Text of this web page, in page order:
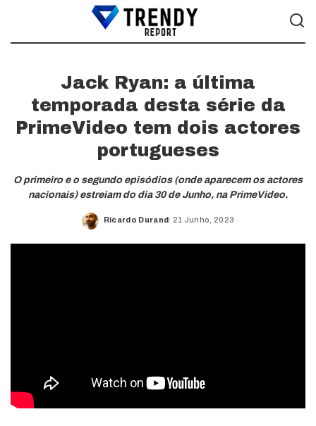
Jack Ryan: a última
temporada desta série da
PrimeVideo tem dois actores
portugueses
O primeiro e o segundo episódios (onde aparecem os actores
nacionais) estreiam do dia 30 de Junho, na PrimeVideo.
Posted
Ricardo Durand 21 Junho, 2023